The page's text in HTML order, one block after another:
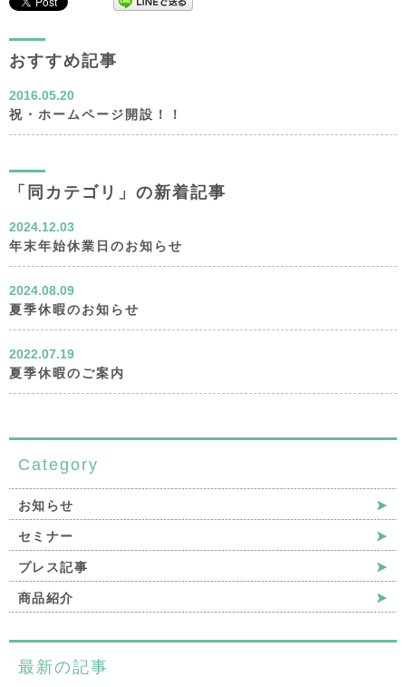
おすすめ記事
2016.05.20
祝・ホームページ開設！！
「同カテゴリ」の新着記事
2024.12.03
年末年始休業日のお知らせ
2024.08.09
夏季休暇のお知らせ
2022.07.19
夏季休暇のご案内
Category
お知らせ
セミナー
プレス記事
商品紹介
最新の記事